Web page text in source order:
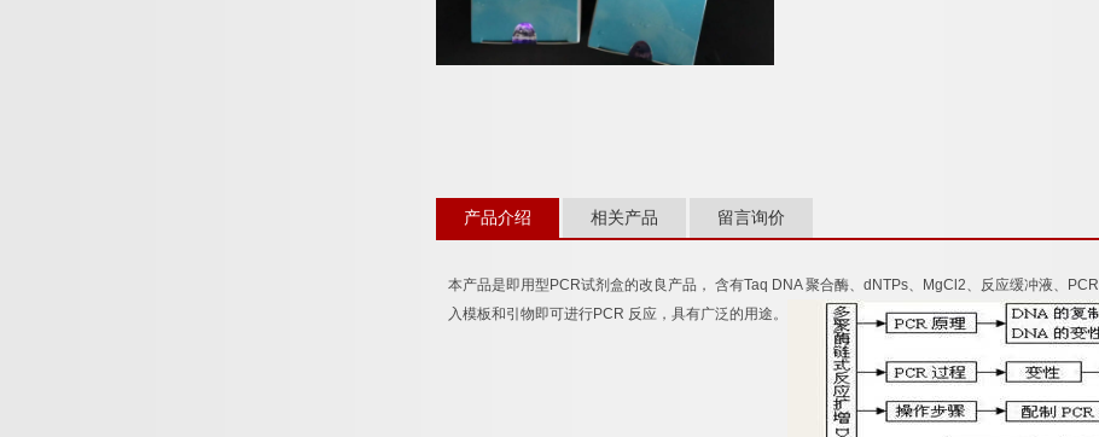
产品介绍 相关产品 留言询价
本产品是即用型 PCR试剂盒的改良产品， 含有Taq DNA聚合酶、 dNTPs、 MgCl2、反应缓冲液、 PCR
入模板和引物即可进行PCR 反应，具有广泛的用途。